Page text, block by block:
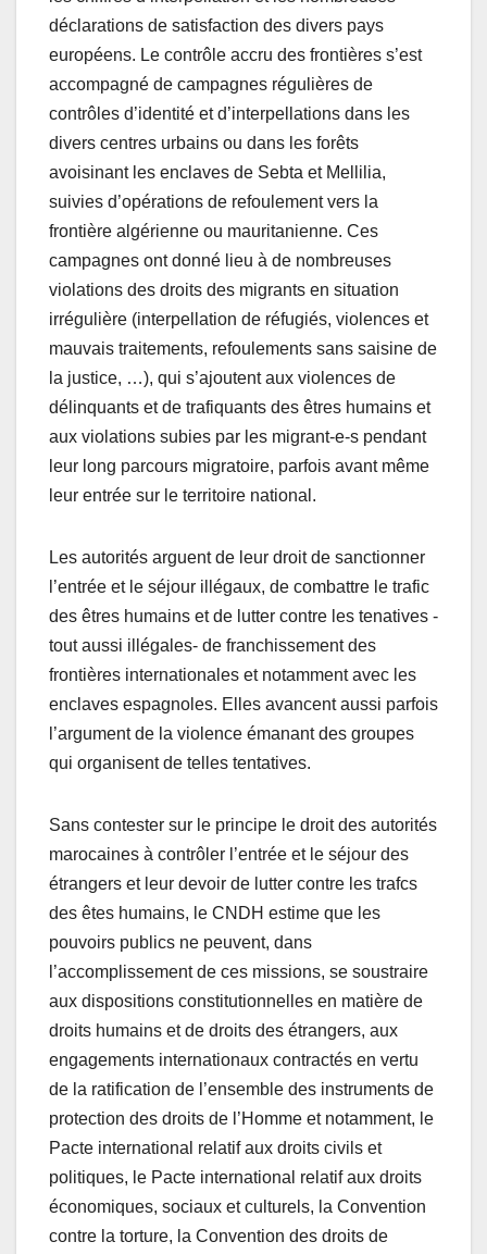
déclarations de satisfaction des divers pays
européens. Le contrôle accru des frontières s’est
accompagné de campagnes régulières de
contrôles d’identité et d’interpellations dans les
divers centres urbains ou dans les forêts
avoisinant les enclaves de Sebta et Mellilia,
suivies d’opérations de refoulement vers la
frontière algérienne ou mauritanienne. Ces
campagnes ont donné lieu à de nombreuses
violations des droits des migrants en situation
irrégulière (interpellation de réfugiés, violences et
mauvais traitements, refoulements sans saisine de
la justice, …), qui s’ajoutent aux violences de
délinquants et de trafiquants des êtres humains et
aux violations subies par les migrant-e-s pendant
leur long parcours migratoire, parfois avant même
leur entrée sur le territoire national.
Les autorités arguent de leur droit de sanctionner
l’entrée et le séjour illégaux, de combattre le trafic
des êtres humains et de lutter contre les tenatives -
tout aussi illégales- de franchissement des
frontières internationales et notamment avec les
enclaves espagnoles. Elles avancent aussi parfois
l’argument de la violence émanant des groupes
qui organisent de telles tentatives.
Sans contester sur le principe le droit des autorités
marocaines à contrôler l’entrée et le séjour des
étrangers et leur devoir de lutter contre les trafcs
des êtes humains, le CNDH estime que les
pouvoirs publics ne peuvent, dans
l’accomplissement de ces missions, se soustraire
aux dispositions constitutionnelles en matière de
droits humains et de droits des étrangers, aux
engagements internationaux contractés en vertu
de la ratification de l’ensemble des instruments de
protection des droits de l’Homme et notamment, le
Pacte international relatif aux droits civils et
politiques, le Pacte international relatif aux droits
économiques, sociaux et culturels, la Convention
contre la torture, la Convention des droits de